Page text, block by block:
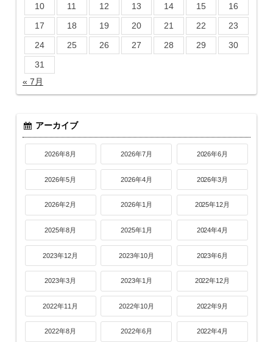
10
11 12 13 14 15
16
17
18 19 20 21 22
23
24
25 26 27 28 29
30
31
« 7月
アーカイブ
2026年8月 2026年7月 2026年6月
2026年5月 2026年4月 2026年3月
2026年2月 2026年1月 2025年12月
2025年8月 2025年1月 2024年4月
2023年12月 2023年10月 2023年6月
2023年3月 2023年1月 2022年12月
2022年11月 2022年10月 2022年9月
2022年8月 2022年6月 2022年4月